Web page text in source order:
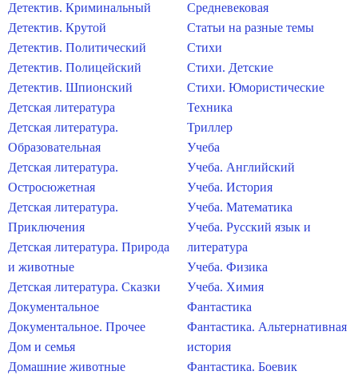
Детектив. Криминальный
Детектив. Крутой
Детектив. Политический
Детектив. Полицейский
Детектив. Шпионский
Детская литература
Детская литература.
Образовательная
Детская литература.
Остросюжетная
Детская литература.
Приключения
Детская литература. Природа
и животные
Детская литература. Сказки
Документальное
Документальное. Прочее
Дом и семья
Домашние животные
Средневековая
Статьи на разные темы
Стихи
Стихи. Детские
Стихи. Юмористические
Техника
Триллер
Учеба
Учеба. Английский
Учеба. История
Учеба. Математика
Учеба. Русский язык и
литература
Учеба. Физика
Учеба. Химия
Фантастика
Фантастика. Альтернативная
история
Фантастика. Боевик